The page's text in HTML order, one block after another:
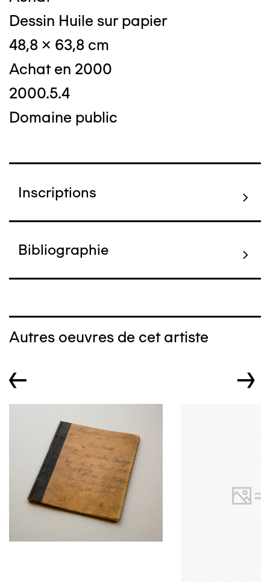
Dessin Huile sur papier
48,8 x 63,8 cm
Achat en 2000
2000.5.4
Domaine public
Inscriptions
Bibliographie
Autres oeuvres de cet artiste
← →